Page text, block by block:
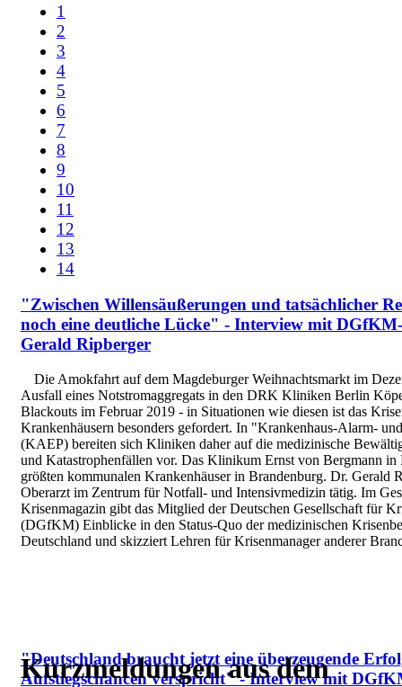
1
2
3
4
5
6
7
8
9
10
11
12
13
14
"Zwischen Willensäußerungen und tatsächlicher
noch eine deutliche Lücke" - Interview mit
Gerald Ripberger
Die Amokfahrt auf dem Magdeburger Weihnachtsmarkt im
Ausfall eines Notstromaggregats in den DRK Kliniken Berlin
Blackouts im Februar 2019 - in Situationen wie diesen ist das
Krankenhäusern besonders gefordert. In "Krankenhaus-Alarm-
(KAEP) bereiten sich Kliniken daher auf die medizinische
und Katastrophenfällen vor. Das Klinikum Ernst von Bergmann in
größten kommunalen Krankenhäuser in Brandenburg. Dr. Gerald
Oberarzt im Zentrum für Notfall- und Intensivmedizin tätig. Im
Krisenmagazin gibt das Mitglied der Deutschen Gesellschaft für
(DGfKM) Einblicke in den Status-Quo der medizinischen
Deutschland und skizziert Lehren für Krisenmanager anderer
"Deutschland braucht jetzt eine überzeugende
Aufstiegschancen verspricht" - Interview mit
Kurzmeldungen aus dem